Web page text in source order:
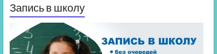
Запись в школу